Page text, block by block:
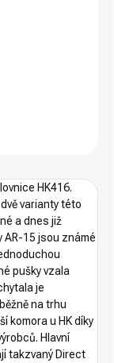
HK416.
varianty této
a dnes již
AR-15 jsou známé
pušky vzala
je
na trhu
komora u HK díky
Hlavní
takzvaný Direct